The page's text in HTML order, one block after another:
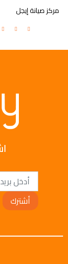
مركز صيانة إيجل
أشترك